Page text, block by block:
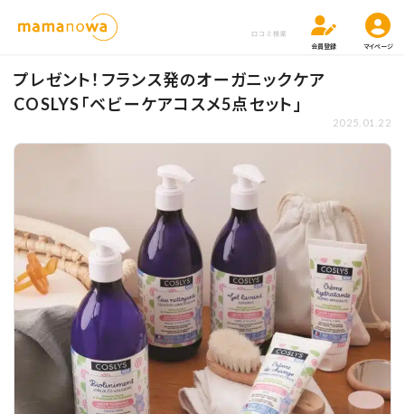
口コミ検索
会員登録
マイページ
プレゼント！フランス発のオーガニックケア
COSLYS「ベビーケアコスメ5点セット」
2025.01.22